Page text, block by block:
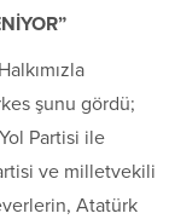
şunu gördü;
Partisi ile
ve milletvekili
Atatürk